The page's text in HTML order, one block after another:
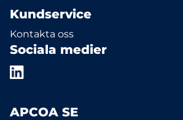
Kundservice
Kontakta oss
Sociala medier
APCOA SE